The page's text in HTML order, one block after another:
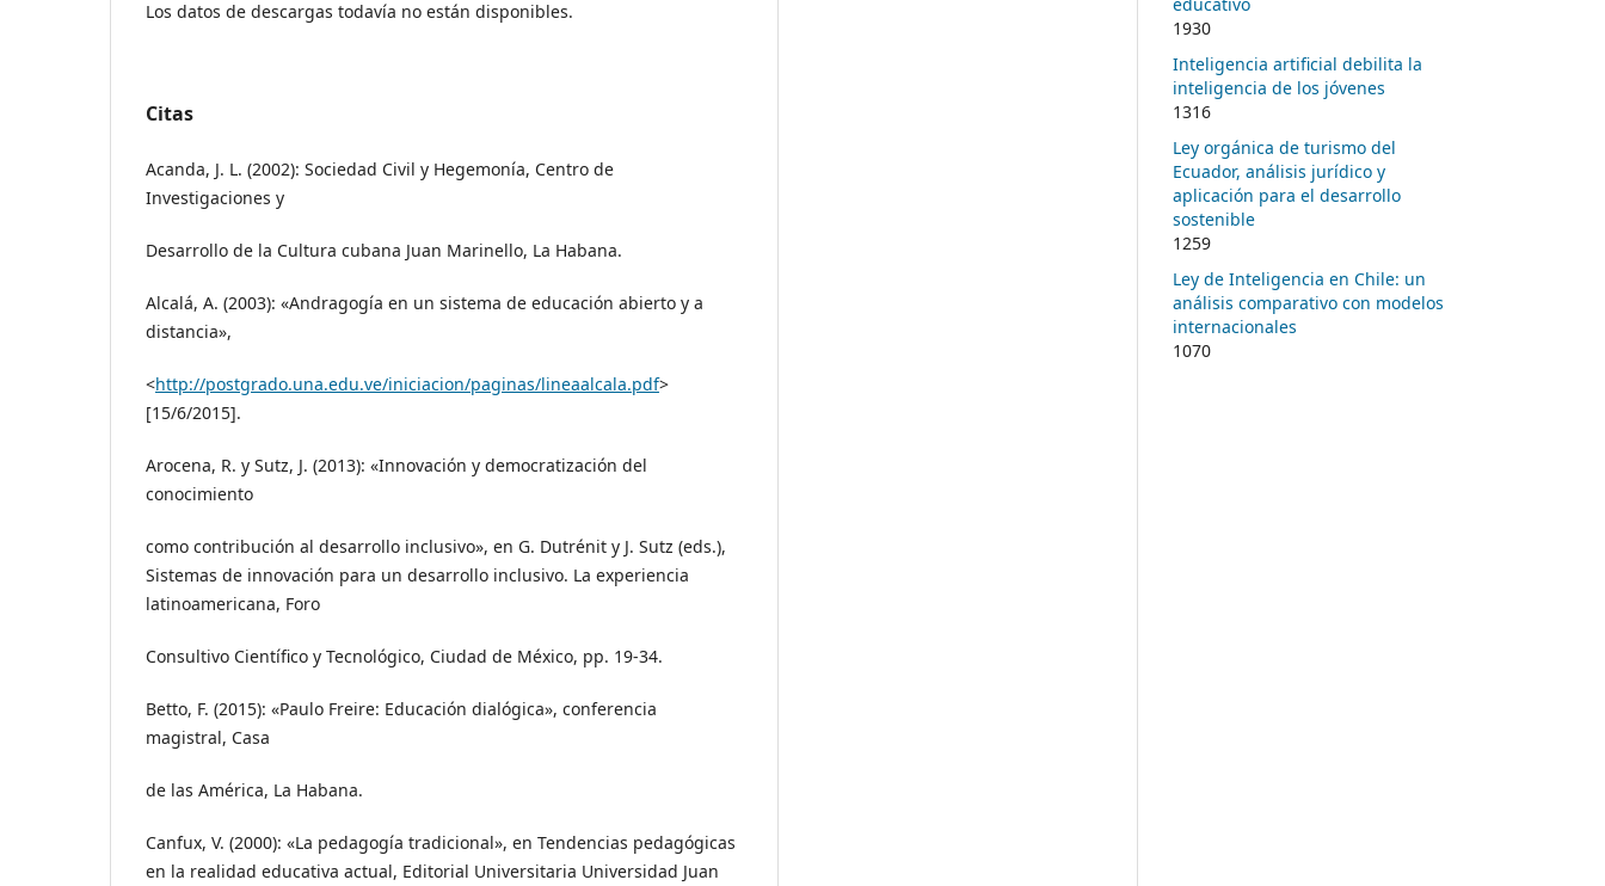
Los datos de descargas todavía no están disponibles.
Citas
Acanda, J. L. (2002): Sociedad Civil y Hegemonía, Centro de
Investigaciones y
Desarrollo de la Cultura cubana Juan Marinello, La Habana.
Alcalá, A. (2003): «Andragogía en un sistema de educación abierto y a
distancia»,
<http://postgrado.una.edu.ve/iniciacion/paginas/lineaalcala.pdf>
[15/6/2015].
Arocena, R. y Sutz, J. (2013): «Innovación y democratización del
conocimiento
como contribución al desarrollo inclusivo», en G. Dutrénit y J. Sutz (eds.),
Sistemas de innovación para un desarrollo inclusivo. La experiencia
latinoamericana, Foro
Consultivo Científico y Tecnológico, Ciudad de México, pp. 19-34.
Betto, F. (2015): «Paulo Freire: Educación dialógica», conferencia
magistral, Casa
de las América, La Habana.
Canfux, V. (2000): «La pedagogía tradicional», en Tendencias pedagógicas
en la realidad educativa actual, Editorial Universitaria Universidad Juan
1930
Inteligencia artificial debilita la
inteligencia de los jóvenes
1316
Ley orgánica de turismo del
Ecuador, análisis jurídico y
aplicación para el desarrollo
sostenible
1259
Ley de Inteligencia en Chile: un
análisis comparativo con modelos
internacionales
1070